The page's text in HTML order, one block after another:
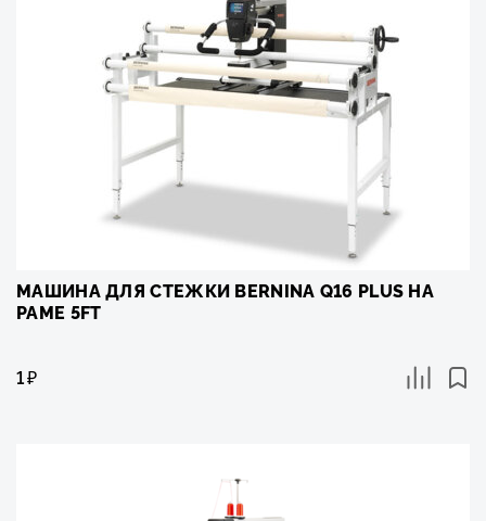
МАШИНА ДЛЯ СТЕЖКИ BERNINA Q16 PLUS НА
РАМЕ 5FT
1₽